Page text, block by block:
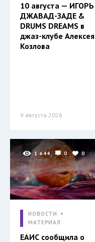
10 августа — ИГОРЬ
ДЖАВАД-ЗАДЕ &
DRUMS DREAMS в
джаз-клубе Алексея
Козлова
9 августа 2026
1 644 0 0
НОВОСТИ
МАТЕРИАЛ
ЕАИС сообщила о